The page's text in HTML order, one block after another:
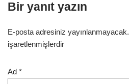
Bir yanıt yazın
E-posta adresiniz yayınlanmayacak.
işaretlenmişlerdir
Ad *